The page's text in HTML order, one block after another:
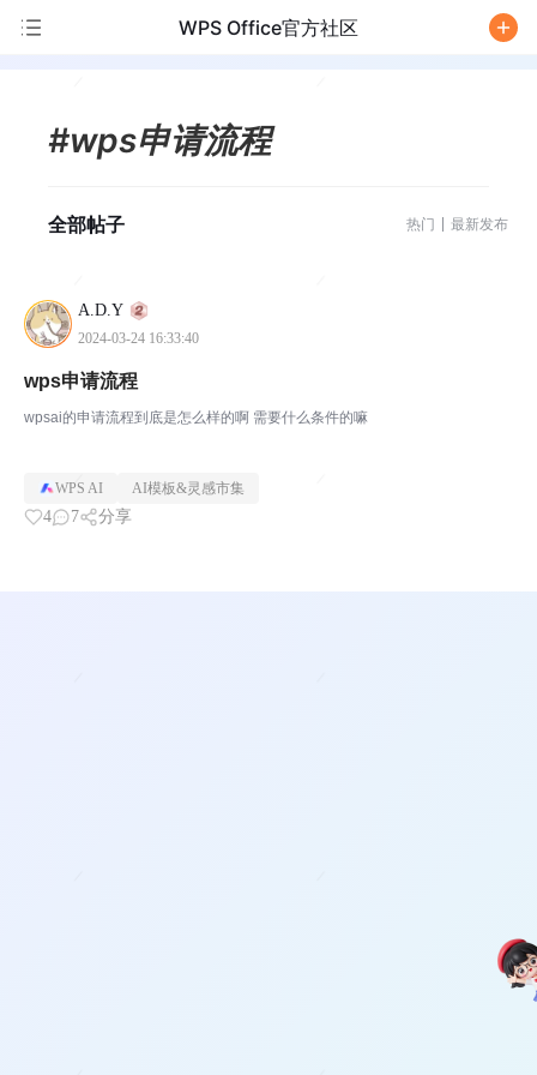
WPS Office官方社区
#wps申请流程
全部帖子 热门 最新发布
A.D.Y
2024-03-24 16:33:40
wps申请流程
wpsai的申请流程到底是怎么样的啊 需要什么条件的嘛
WPS AI AI模板&灵感市集
4 7 分享